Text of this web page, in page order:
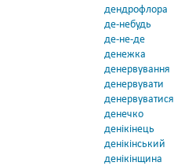
дендрофлора
де-небудь
де-не-де
денежка
денервування
денервувати
денервуватися
денечко
денікінець
денікінський
денікінщина